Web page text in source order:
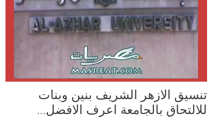
تنسيق الازهر الشريف بنين وبنات
للالتحاق بالجامعة اعرف الافضل...